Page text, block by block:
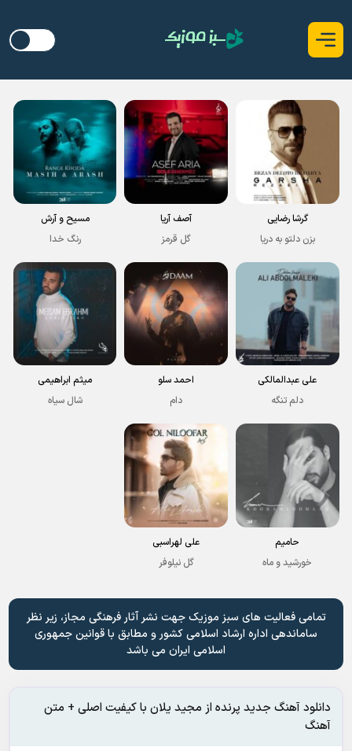
گرشا رضایی
بزن دلتو به دریا
آصف آریا
گل قرمز
مسیح و آرش
رنگ خدا
علی عبدالمالکی
دلم تنگه
احمد سلو
دام
میثم ابراهیمی
شال سیاه
حامیم
خورشید و ماه
علی لهراسبی
گل نیلوفر
تمامی فعالیت های سبز موزیک جهت نشر آثار فرهنگی مجاز، زیر نظر
ساماندهی اداره ارشاد اسلامی کشور و مطابق با قوانین جمهوری
اسلامی ایران می باشد
دانلود آهنگ جدید پرنده از مجید یلان با کیفیت اصلی + متن
آهنگ